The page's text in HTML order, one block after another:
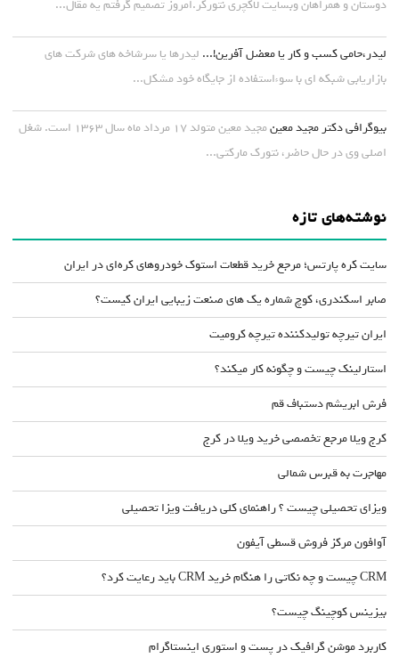
دوستان و همراهان وبسایت لاکچری نتورکر.امروز تصمیم گرفتم یه مقال...
لیدر،حامی کسب و کار یا معضل آفرین!... لیدرها یا سرشاخه های شرکت های
بازاریابی شبکه ای با سوءاستفاده از جایگاه خود مشکل...
بیوگرافی دکتر مجید معین
مجید معین متولد ۱۷ مرداد ماه سال ۱۳۶۳ است. شغل
اصلی وی در حال حاضر، نتورک مارکتی...
نوشته‌های تازه
سایت کره پارتس؛ مرجع خرید قطعات استوک خودروهای کره‌ای در ایران
صابر اسکندری، کوچ شماره یک های صنعت زیبایی ایران کیست؟
ایران تیرچه تولیدکننده تیرچه کرومیت
استارلینک چیست و چگونه کار میکند؟
فرش ابریشم دستباف قم
کرج ویلا مرجع تخصصی خرید ویلا در کرج
مهاجرت به قبرس شمالی
ویزای تحصیلی چیست ؟ راهنمای کلی دریافت ویزا تحصیلی
آوافون مرکز فروش قسطی آیفون
CRM چیست و چه نکاتی را هنگام خرید CRM باید رعایت کرد؟
بیزینس کوچینگ چیست؟
کاربرد موشن گرافیک در پست و استوری اینستاگرام